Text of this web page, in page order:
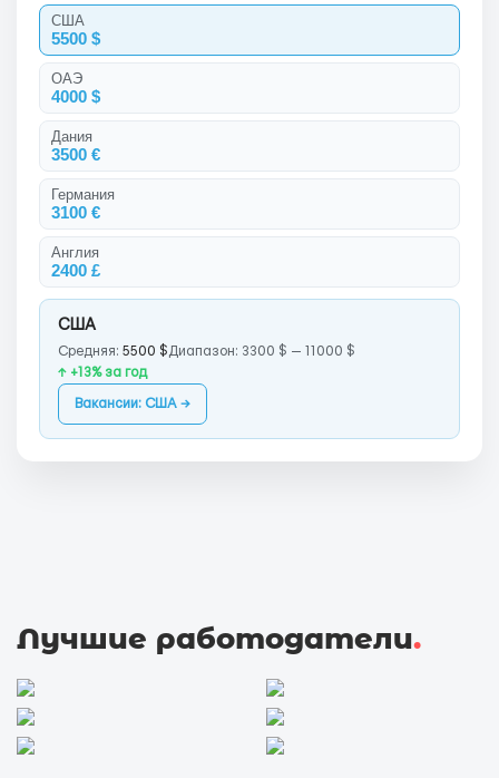
США
5500 $
ОАЭ
4000 $
Дания
3500 €
Германия
3100 €
Англия
2400 £
США
Средняя: 5500 $ Диапазон: 3300 $ — 11000 $
↑ +13% за год
Вакансии: США →
Лучшие работодатели.